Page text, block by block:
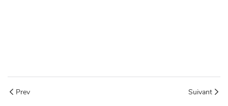
Prev Suivant